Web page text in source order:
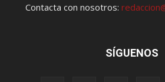
Contacta con nosotros:
SÍGUENOS